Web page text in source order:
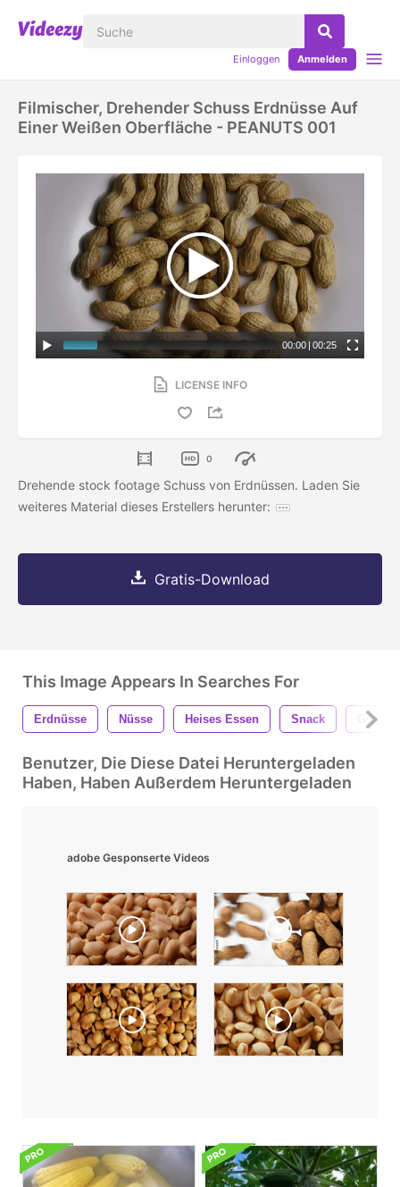
Einloggen Anmelden
Filmischer, Drehender Schuss Erdnüsse Auf
Einer Weißen Oberfläche - PEANUTS 001
00:00 | 00:25
LICENSE INFO
0
Drehende stock footage Schuss von Erdnüssen. Laden Sie
weiteres Material dieses Erstellers herunter:
Gratis-Download
This Image Appears In Searches For
Erdnüsse Nüsse Heises Essen Snack
Benutzer, Die Diese Datei Heruntergeladen
Haben, Haben Außerdem Heruntergeladen
adobe Gesponserte Videos